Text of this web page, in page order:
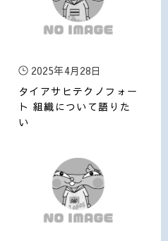
2025年4月28日
タイアサヒテクノフォー
ト 組織について語りた
い